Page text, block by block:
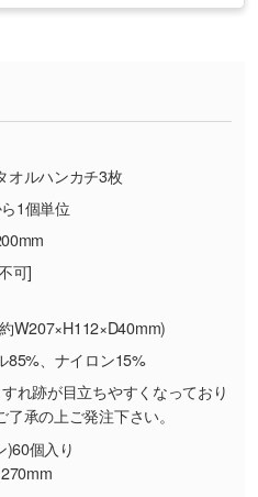
使って印刷したい／印
ラーチップの指定や、
承っております。→
ャラクター部分だけを
や、使いたいキャラク
りしているデータは切
。→詳しく見る
景が足りない／塗り足
準について
場合】
工された場合、または
している場合
返品・交換依頼(商
間違い等)
時間10:00～
オルハンカチ3枚
1個単位
可]
W207×H112×D40mm)
85%、ナイロン15%
れ跡が目立ちやすくなっており
了承の上ご発注下さい。
)60個入り